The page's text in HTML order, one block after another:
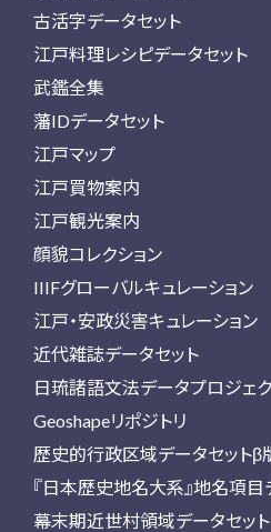
古活字データセット
江戸料理レシピデータセット
武鑑全集
藩IDデータセット
江戸マップ
江戸買物案内
江戸観光案内
顔貌コレクション
IIIFグローバルキュレーション
江戸・安政災害キュレーション
近代雑誌データセット
日琉諸語文法データプロジェ
Geoshapeリポジトリ
歴史的行政区域データセットβ
『日本歴史地名大系』地名項目
幕末期近世村領域データセット